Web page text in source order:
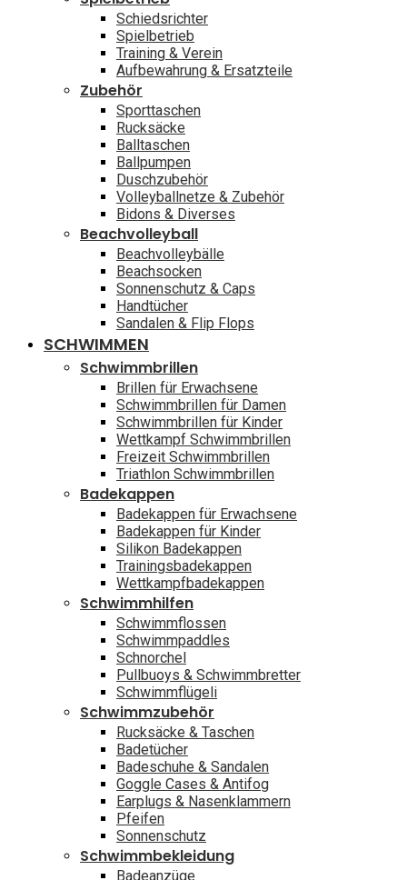
Schiedsrichter
Spielbetrieb
Training & Verein
Aufbewahrung & Ersatzteile
Zubehör
Sporttaschen
Rucksäcke
Balltaschen
Ballpumpen
Duschzubehör
Volleyballnetze & Zubehör
Bidons & Diverses
Beachvolleyball
Beachvolleybälle
Beachsocken
Sonnenschutz & Caps
Handtücher
Sandalen & Flip Flops
SCHWIMMEN
Schwimmbrillen
Brillen für Erwachsene
Schwimmbrillen für Damen
Schwimmbrillen für Kinder
Wettkampf Schwimmbrillen
Freizeit Schwimmbrillen
Triathlon Schwimmbrillen
Badekappen
Badekappen für Erwachsene
Badekappen für Kinder
Silikon Badekappen
Trainingsbadekappen
Wettkampfbadekappen
Schwimmhilfen
Schwimmflossen
Schwimmpaddles
Schnorchel
Pullbuoys & Schwimmbretter
Schwimmflügeli
Schwimmzubehör
Rucksäcke & Taschen
Badetücher
Badeschuhe & Sandalen
Goggle Cases & Antifog
Earplugs & Nasenklammern
Pfeifen
Sonnenschutz
Schwimmbekleidung
Badeanzüge